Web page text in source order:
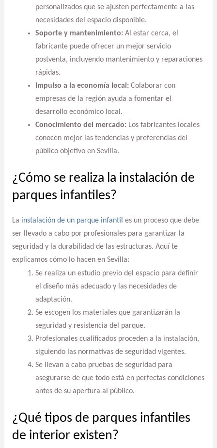
personalizados que se ajusten perfectamente a las
necesidades del espacio disponible.
Soporte y mantenimiento:Al estar cerca, el
fabricante puede ofrecer un mejor servicio
postventa, incluyendo mantenimiento y reparaciones
rápidas.
Impulso a la economía local:Colaborar con
empresas de la región ayuda a fomentar el
desarrollo económico local.
Conocimiento del mercado:Los fabricantes locales
conocen mejor las tendencias y preferencias del
público objetivo en Sevilla.
¿Cómo se realiza la instalación de
parques infantiles?
La instalación de un parque infantil es un proceso que debe
ser llevado a cabo por profesionales para garantizar la
seguridad y la durabilidad de las estructuras. Aquí te
explicamos cómo lo hacen en Sevilla:
Se realiza un estudio previo del espacio para definir
el diseño más adecuado y las necesidades de
adaptación.
Se escogen los materiales que garantizarán la
seguridad y resistencia del parque.
Profesionales cualificados proceden a la instalación,
siguiendo las normativas de seguridad vigentes.
Se llevan a cabo pruebas de seguridad para
asegurarse de que todo está en perfectas condiciones
antes de su apertura al público.
¿Qué tipos de parques infantiles
de interior existen?